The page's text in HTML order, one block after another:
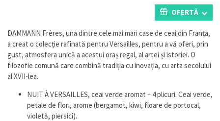
pe
a
evaluări
de
la
clienți
OFERTĂ
DAMMANN Frères, una dintre cele mai mari case de ceai din Franța,
a creat o colecție rafinată pentru Versailles, pentru a vă oferi, prin
gust, atmosfera unică a acestui oraș regal, al artei și istoriei. O
filozofie comună care combină tradiția cu inovația, cu arta secolului
al XVII-lea.
NUIT À VERSAILLES, ceai verde aromat – 4 plicuri. Ceai verde,
petale de flori, arome (bergamot, kiwi, floare de portocal,
violetă, piersici).